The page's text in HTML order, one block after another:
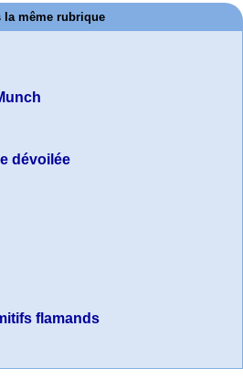
la même rubrique
dévoilée
flamands